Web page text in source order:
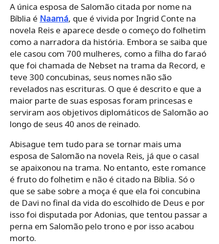
A única esposa de Salomão citada por nome na
Bíblia é Naamá, que é vivida por Ingrid Conte na
novela Reis e aparece desde o começo do folhetim
como a narradora da história. Embora se saiba que
ele casou com 700 mulheres, como a filha do faraó
que foi chamada de Nebset na trama da Record, e
teve 300 concubinas, seus nomes não são
revelados nas escrituras. O que é descrito e que a
maior parte de suas esposas foram princesas e
serviram aos objetivos diplomáticos de Salomão ao
longo de seus 40 anos de reinado.
Abisague tem tudo para se tornar mais uma
esposa de Salomão na novela Reis, já que o casal
se apaixonou na trama. No entanto, este romance
é fruto do folhetim e não é citado na Bíblia. Só o
que se sabe sobre a moça é que ela foi concubina
de Davi no final da vida do escolhido de Deus e por
isso foi disputada por Adonias, que tentou passar a
perna em Salomão pelo trono e por isso acabou
morto.